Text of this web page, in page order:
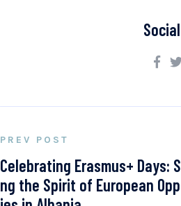
PREV POST
Celebrating Erasmus+ Days:
ng the Spirit of European